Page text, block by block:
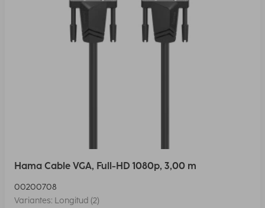
Hama Cable VGA, Full-HD 1080p, 3,00 m
00200708
Variantes: Longitud (2)